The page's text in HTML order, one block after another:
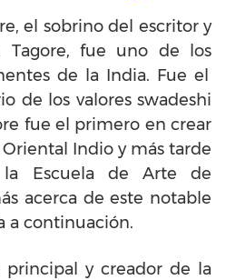
el sobrino del escritor y
Tagore, fue uno de los
de la India. Fue el
de los valores swadeshi
fue el primero en crear
Indio y más tarde
la Escuela de Arte de
acerca de este notable
a continuación.
principal y creador de la